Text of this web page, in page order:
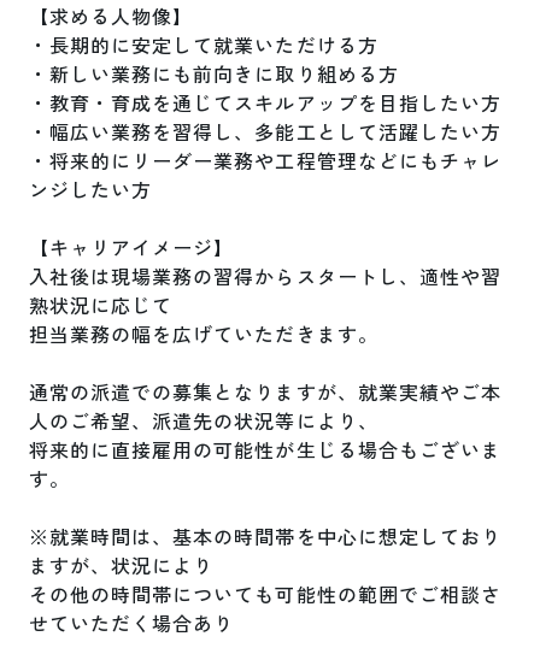
【求める人物像】
・長期的に安定して就業いただける方
・新しい業務にも前向きに取り組める方
・教育・育成を通じてスキルアップを目指したい方
・幅広い業務を習得し、多能工として活躍したい方
・将来的にリーダー業務や工程管理などにもチャレ
ンジしたい方
【キャリアイメージ】
入社後は現場業務の習得からスタートし、適性や習
熟状況に応じて
担当業務の幅を広げていただきます。
通常の派遣での募集となりますが、就業実績やご本
人のご希望、派遣先の状況等により、
将来的に直接雇用の可能性が生じる場合もございま
す。
※就業時間は、基本の時間帯を中心に想定しており
ますが、状況により
その他の時間帯についても可能性の範囲でご相談さ
せていただく場合あり